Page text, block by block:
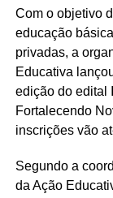
Com o objetivo
educação
privadas, a
Educativa
edição do edital
Fortalecendo
inscrições vão
Segundo a
da Ação